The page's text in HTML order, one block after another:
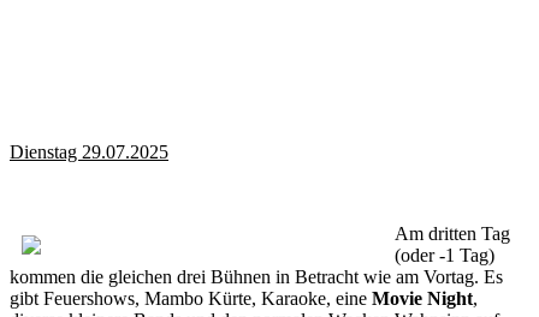
Dienstag 29.07.2025
Am dritten Tag
(oder -1 Tag)
kommen die gleichen drei Bühnen in Betracht wie am Vortag. Es
gibt Feuershows, Mambo Kürte, Karaoke, eine Movie Night,